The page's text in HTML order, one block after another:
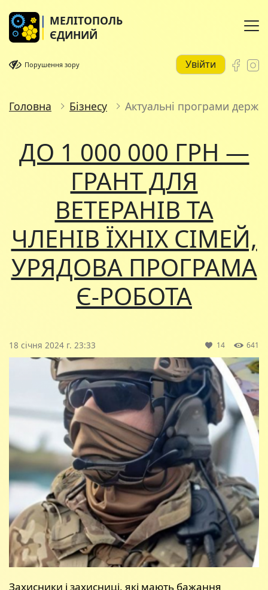
МЕЛІТОПОЛЬ
ЄДИНИЙ
Порушення зору Увійти
Головна Бізнесу Актуальні програми
ДО 1 000 000 ГРН —
ГРАНТ ДЛЯ
ВЕТЕРАНІВ ТА
ЧЛЕНІВ ЇХНІХ СІМЕЙ,
УРЯДОВА ПРОГРАМА
Є-РОБОТА
18 січня 2024 г. 23:33 14 641
Захисники і захисниці, які мають бажання